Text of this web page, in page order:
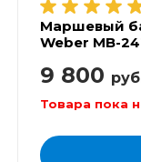
Маршевый
Weber MB-
9 800
Товара пока